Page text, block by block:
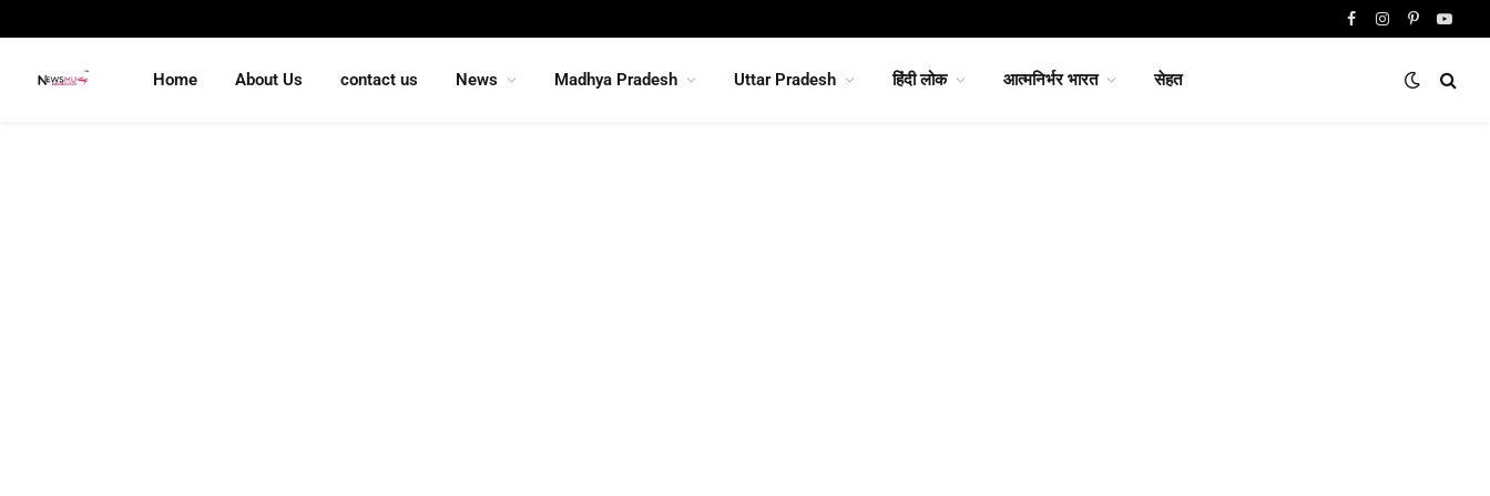
FacebookInstagram
Pinterest
Home About Us contact us News Madhya Pradesh Uttar Pradesh हिंदी लोक आत्मनिर्भर भारत सेहत